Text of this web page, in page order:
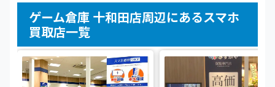
ゲーム倉庫 十和田店周辺にあるスマホ
買取店一覧